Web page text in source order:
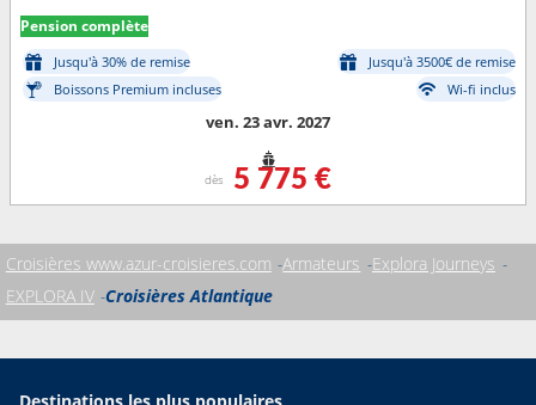
Pension complète
Jusqu'à 30% de remise
Jusqu'à 3500€ de remise
Boissons Premium incluses
Wi-fi inclus
ven. 23 avr. 2027
dès 5 775 €
Croisières www.azur-croisieres.com Armateurs Explora Journeys
EXPLORA IV Croisières Atlantique